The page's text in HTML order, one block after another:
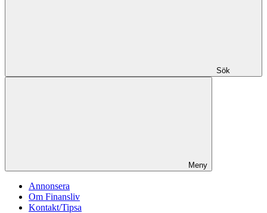
Sök
Meny
Annonsera
Om Finansliv
Kontakt/Tipsa